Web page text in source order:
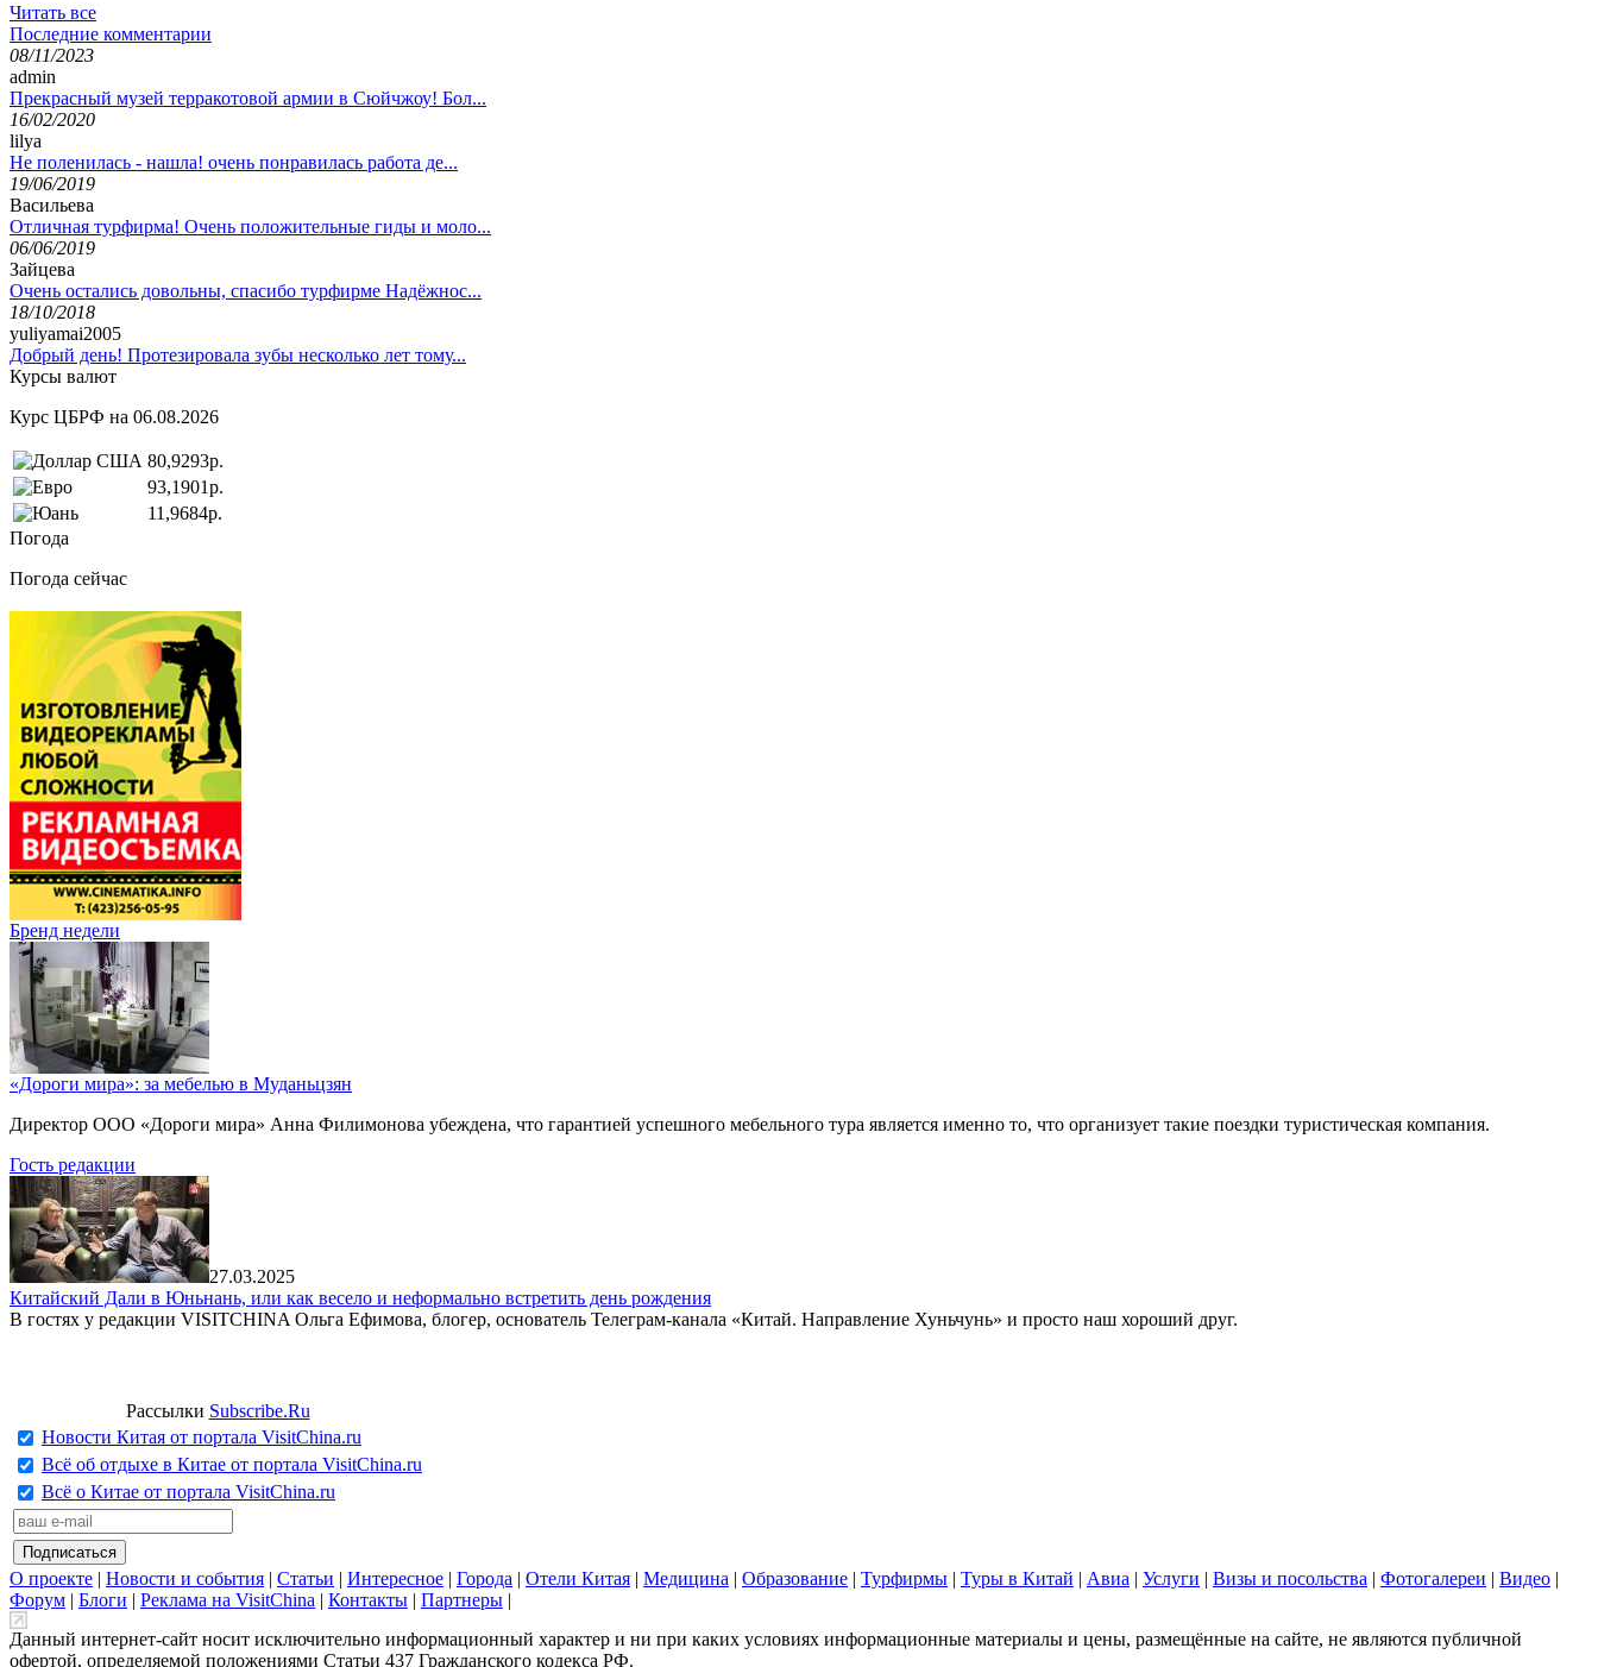
Читать все
Последние комментарии
08/11/2023
admin
Прекрасный музей терракотовой армии в Сюйчжоу! Бол...
16/02/2020
lilya
Не поленилась - нашла! очень понравилась работа де...
19/06/2019
Васильева
Отличная турфирма! Очень положительные гиды и моло...
06/06/2019
Зайцева
Очень остались довольны, спасибо турфирме Надёжнос...
18/10/2018
yuliyamai2005
Добрый день! Протезировала зубы несколько лет тому...
Курсы валют
Курс ЦБРФ на 06.08.2026
80,9293р.
93,1901р.
11,9684р.
Погода
Погода сейчас
Бренд недели
«Дороги мира»: за мебелью в Муданьцзян
Директор ООО «Дороги мира» Анна Филимонова убеждена, что гарантией успешного мебельного тура является именно то, что организует такие поездки туристическая компания.
Гость редакции
27.03.2025
Китайский Дали в Юньнань, или как весело и неформально встретить день рождения
В гостях у редакции VISITCHINA Ольга Ефимова, блогер, основатель Телеграм-канала «Китай. Направление Хуньчунь» и просто наш хороший друг.
Рассылки Subscribe.Ru
Новости Китая от портала VisitChina.ru
Всё об отдыхе в Китае от портала VisitChina.ru
Всё о Китае от портала VisitChina.ru
О проекте | Новости и события | Статьи | Интересное | Города | Отели Китая | Медицина | Образование | Турфирмы | Туры в Китай | Авиа | Услуги | Визы и посольства | Фотогалереи | Видео |
Форум | Блоги | Реклама на VisitChina | Контакты | Партнеры |
Данный интернет-сайт носит исключительно информационный характер и ни при каких условиях информационные материалы и цены, размещённые на сайте, не являются публичной
офертой, определяемой положениями Статьи 437 Гражданского кодекса РФ.